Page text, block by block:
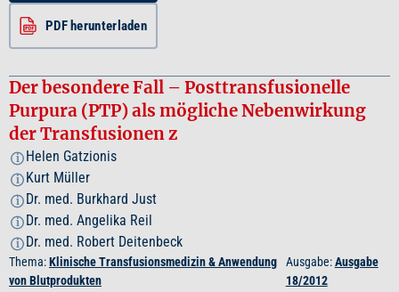
PDF herunterladen
Der besondere Fall – Posttransfusionelle
Purpura (PTP) als mögliche Nebenwirkung
der Transfusionen z
i Helen Gatzionis
i Kurt Müller
i Dr. med. Burkhard Just
i Dr. med. Angelika Reil
i Dr. med. Robert Deitenbeck
Thema:Klinische Transfusionsmedizin & Anwendung
von Blutprodukten
Ausgabe:Ausgabe
18/2012